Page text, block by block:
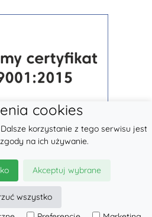
cookies
korzystanie z tego serwisu jest
na ich używanie.
Akceptuj wybrane
wszystko